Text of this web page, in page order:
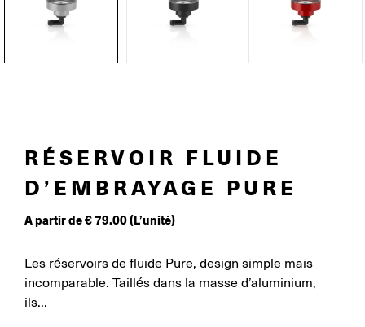
RÉSERVOIR FLUIDE
D’EMBRAYAGE PURE
A partir de€79.00(L’unité)
Les réservoirs de fluide Pure, design simple mais
incomparable. Taillés dans la masse d’aluminium,
ils...